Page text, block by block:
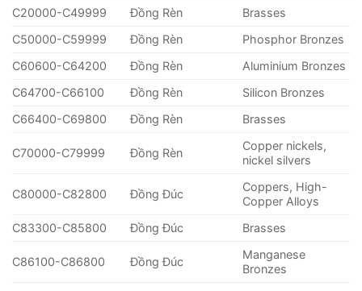
C20000-C49999
Đồng Rèn
Brasses
C50000-C59999
Đồng Rèn
Phosphor Bronzes
C60600-C64200
Đồng Rèn
Aluminium Bronzes
C64700-C66100
Đồng Rèn
Silicon Bronzes
C66400-C69800
Đồng Rèn Brasses
C70000-C79999 Đồng Rèn
Copper nickels,
nickel silvers
C80000-C82800 Đồng Đúc
Coppers, High-
Copper Alloys
C83300-C85800
Đồng Đúc Brasses
C86100-C86800 Đồng Đúc
Manganese
Bronzes